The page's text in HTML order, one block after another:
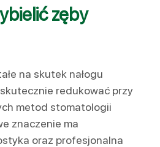
zęby
na skutek nałogu
redukować przy
metod stomatologii
znaczenie ma
oraz profesjonalna